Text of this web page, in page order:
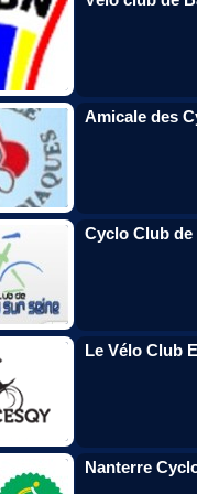
Amicale des
Cyclo Club
Le Vélo Club
Nanterre